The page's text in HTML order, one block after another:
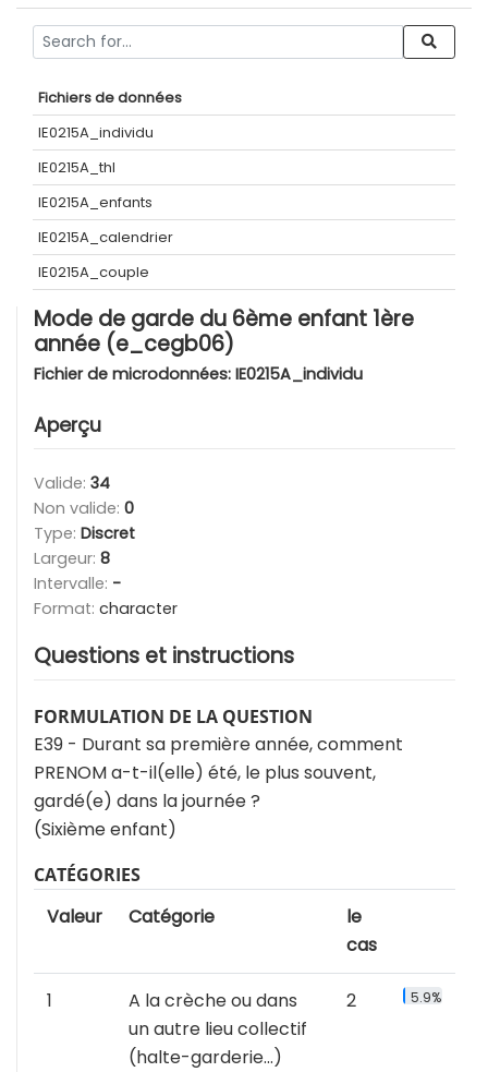
Fichiers de données
IE0215A_individu
IE0215A_thl
IE0215A_enfants
IE0215A_calendrier
IE0215A_couple
Mode de garde du 6ème enfant 1ère
année (e_cegb06)
Fichier de microdonnées: IE0215A_individu
Aperçu
Valide: 34
Non valide: 0
Type: Discret
Largeur: 8
Intervalle: -
Format: character
Questions et instructions
FORMULATION DE LA QUESTION
E39 - Durant sa première année, comment
PRENOM a-t-il(elle) été, le plus souvent,
gardé(e) dans la journée ?
(Sixième enfant)
CATÉGORIES
Valeur Catégorie
le
cas
1
A la crèche ou dans
un autre lieu collectif
(halte-garderie...)
2 5.9%